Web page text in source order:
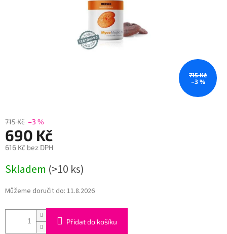
715 Kč
–3 %
715 Kč –3 %
690 Kč
616 Kč bez DPH
cena:
Skladem (>10 ks)
Můžeme doručit do: 11.8.2026
Přidat do košíku